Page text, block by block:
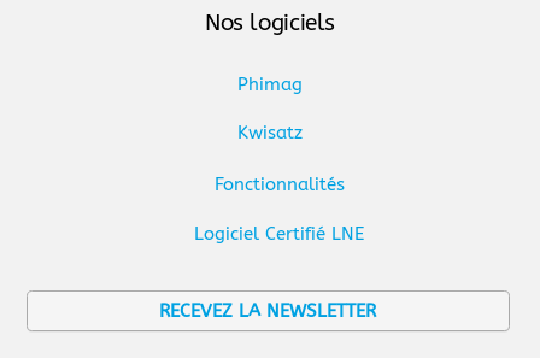
Nos logiciels
Phimag
Kwisatz
Fonctionnalités
Logiciel Certifié LNE
RECEVEZ LA NEWSLETTER